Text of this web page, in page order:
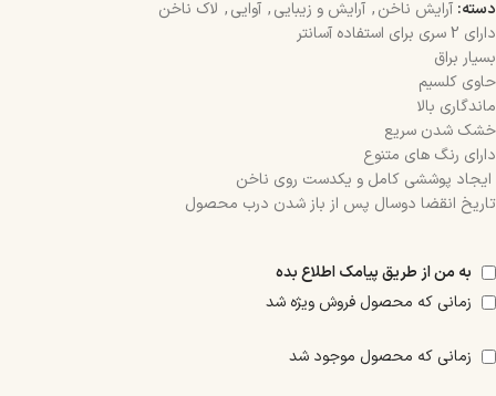
دسته: آرایش ناخن, آرایش و زیبایی, آوایی, لاک ناخن
دارای 2 سری برای استفاده آسانتر
بسیار براق
حاوی کلسیم
ماندگاری بالا
خشک شدن سریع
دارای رنگ های متنوع
ایجاد پوششی کامل و یکدست روی ناخن
تاریخ انقضا دوسال پس از باز شدن درب محصول
به من از طریق پیامک اطلاع بده
زمانی که محصول فروش ویژه شد
زمانی که محصول موجود شد